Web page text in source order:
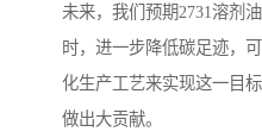
未来，我们预期2731溶剂
时，进一步降低碳足迹，
化生产工艺来实现这一目
做出大贡献。